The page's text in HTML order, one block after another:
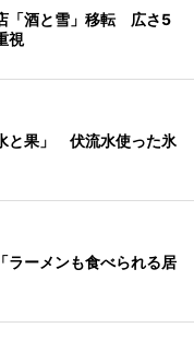
「酒と雪」移転 広さ5
視
と果」 伏流水使った氷
ーメンも食べられる居